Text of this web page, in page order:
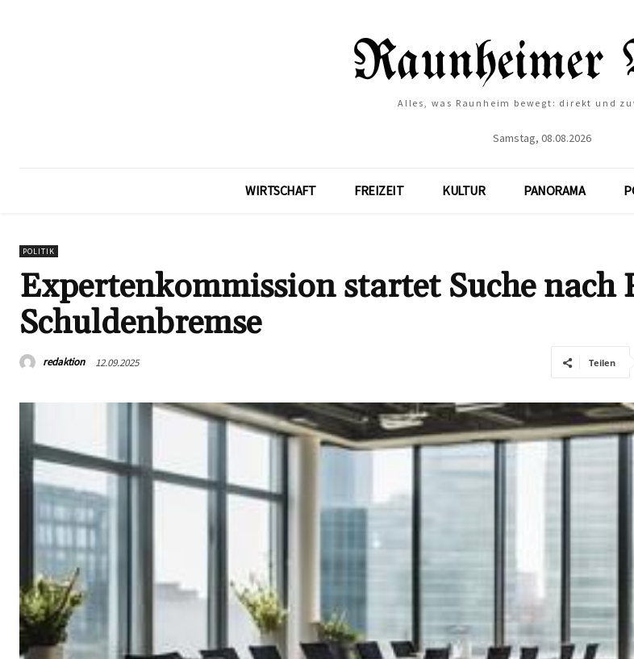
Alles, was Raunheim bewegt: direkt und
Samstag, 08.08.2026
WIRTSCHAFT FREIZEIT KULTUR PANORAMA
POLITIK
Expertenkommission startet Suche nach
Schuldenbremse
redaktion 12.09.2025 Teilen